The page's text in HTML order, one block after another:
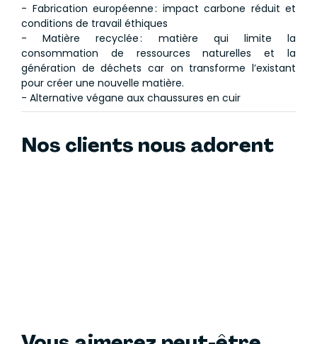
- Fabrication européenne : impact carbone réduit et
conditions de travail éthiques
- Matière recyclée : matière qui limite la
consommation de ressources naturelles et la
génération de déchets car on transforme l’existant
pour créer une nouvelle matière.
- Alternative végane aux chaussures en cuir
Nos clients nous adorent